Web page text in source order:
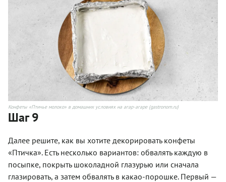
Конфеты «Птичье молоко» в домашних условиях на агар-агаре (gastronom.ru)
Шаг 9
Далее решите, как вы хотите декорировать конфеты
«Птичка». Есть несколько вариантов: обвалять каждую в
посыпке, покрыть шоколадной глазурью или сначала
глазировать, а затем обвалять в какао-порошке. Первый —